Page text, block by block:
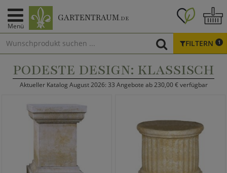
Menü
GARTENTRAUM.DE
FILTERN 1
PODESTE DESIGN: KLASSISCH
Aktueller Katalog August 2026: 33 Angebote ab 230,00 € verfügbar